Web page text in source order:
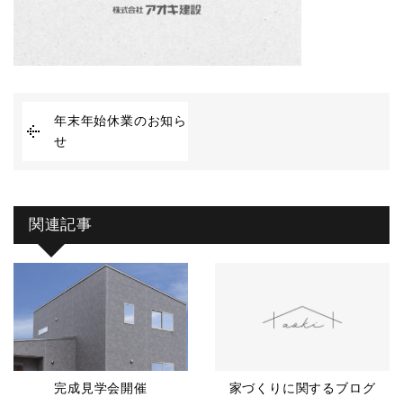
年末年始休業のお知ら
せ
関連記事
完成見学会開催 家づくりに関するブログ